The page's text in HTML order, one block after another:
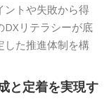
ントや失敗から得
DXリテラシーが底
した推進体制を構
と定着を実現す